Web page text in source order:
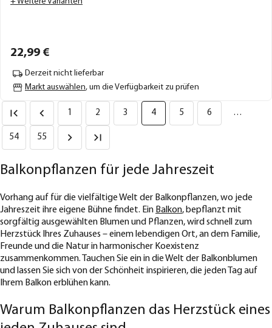
22,99 €
Derzeit nicht lieferbar
Markt auswählen, um die Verfügbarkeit zu prüfen
1 2 3 4 5 6 …
54 55
Balkonpflanzen für jede Jahreszeit
Vorhang auf für die vielfältige Welt der Balkonpflanzen, wo jede
Jahreszeit ihre eigene Bühne findet. Ein Balkon, bepflanzt mit
sorgfältig ausgewählten Blumen und Pflanzen, wird schnell zum
Herzstück Ihres Zuhauses – einem lebendigen Ort, an dem Familie,
Freunde und die Natur in harmonischer Koexistenz
zusammenkommen. Tauchen Sie ein in die Welt der Balkonblumen
und lassen Sie sich von der Schönheit inspirieren, die jeden Tag auf
Ihrem Balkon erblühen kann.
Warum Balkonpflanzen das Herzstück eines